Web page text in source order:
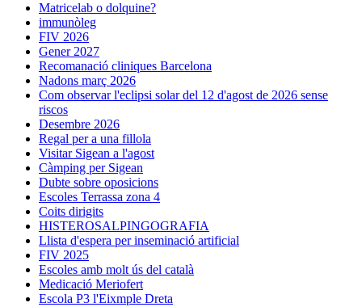
Matricelab o dolquine?
immunòleg
FIV 2026
Gener 2027
Recomanació cliniques Barcelona
Nadons març 2026
Com observar l'eclipsi solar del 12 d'agost de 2026 sense
riscos
Desembre 2026
Regal per a una fillola
Visitar Sigean a l'agost
Càmping per Sigean
Dubte sobre oposicions
Escoles Terrassa zona 4
Coits dirigits
HISTEROSALPINGOGRAFIA
Llista d'espera per inseminació artificial
FIV 2025
Escoles amb molt ús del català
Medicació Meriofert
Escola P3 l'Eixmple Dreta